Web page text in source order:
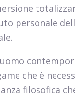
personale
che è
filosofica